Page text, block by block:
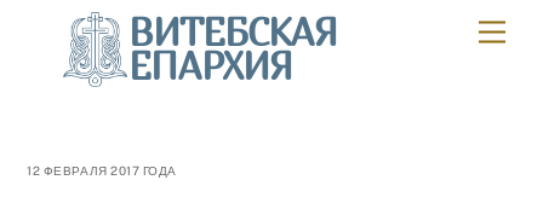
content
ВИТЕБСКАЯ
ЕПАРХИЯ
12 ФЕВРАЛЯ 2017 ГОДА